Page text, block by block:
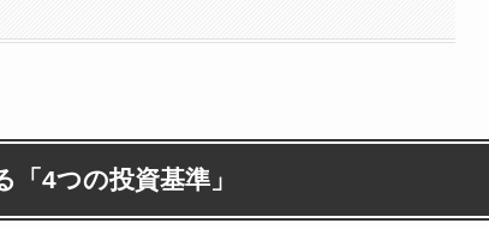
4つの投資基準」